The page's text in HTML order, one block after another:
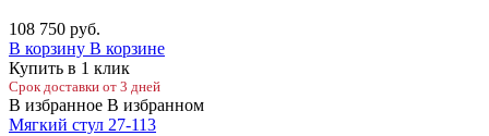
108 750 руб.
В корзину В корзине
Купить в 1 клик
Срок доставки от 3 дней
В избранное В избранном
Мягкий стул 27-113